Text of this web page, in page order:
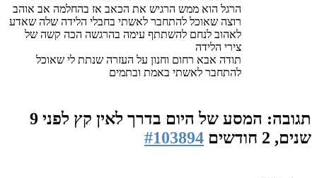
הרגל הוא ממש הרגיש את הכאב אז בהחלמה אב אוהב
רוצה שאוכל להתחבר לאשתי בחבלי הלידה שלה שאדע
לאהוב לנחם להשתתף עימה בהרגשה הכה קשה של
צירי הלידה
תודה אבא רחום וחנון על העזרה שנתת לי שאוכל
להתחבר לאשתי באמת ובתמים
תגובה: המסע של היום בדרך לאין קץ
לפני 9
שנים, 2 חודשים
#103894